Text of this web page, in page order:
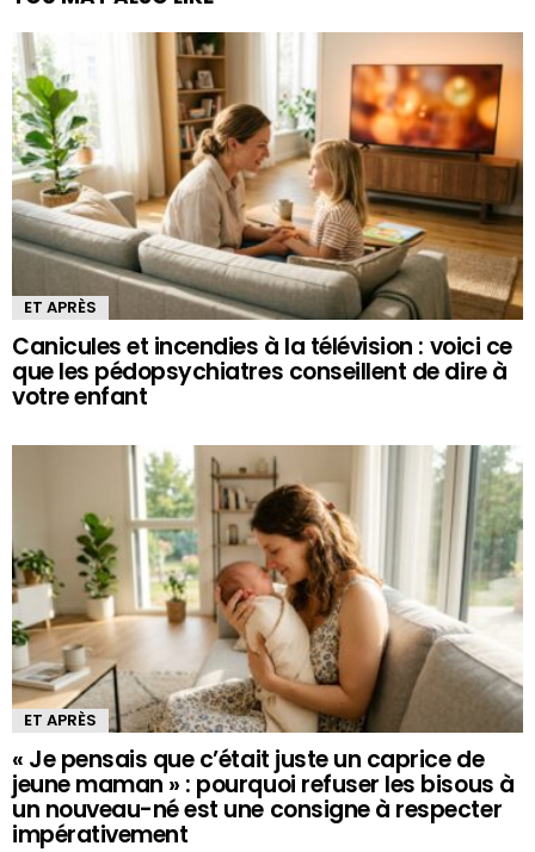
ET APRÈS
Canicules et incendies à la télévision : voici ce
que les pédopsychiatres conseillent de dire à
votre enfant
ET APRÈS
« Je pensais que c’était juste un caprice de
jeune maman » : pourquoi refuser les bisous à
un nouveau-né est une consigne à respecter
impérativement